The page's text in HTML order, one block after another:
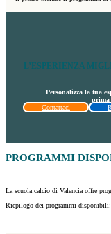
L’ESPERIENZA
Personalizza la tua
prima
Contattaci
PROGRAMMI
La scuola calcio di Valencia offre
Riepilogo dei programmi disponibili: